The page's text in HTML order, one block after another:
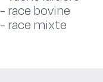
- race bovine
- race mixte